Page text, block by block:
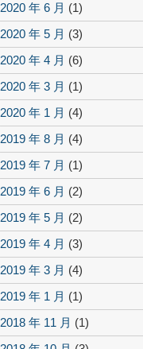
2020 年 6 月 (1)
2020 年 5 月 (3)
2020 年 4 月 (6)
2020 年 3 月 (1)
2020 年 1 月 (4)
2019 年 8 月 (4)
2019 年 7 月 (1)
2019 年 6 月 (2)
2019 年 5 月 (2)
2019 年 4 月 (3)
2019 年 3 月 (4)
2019 年 1 月 (1)
2018 年 11 月 (1)